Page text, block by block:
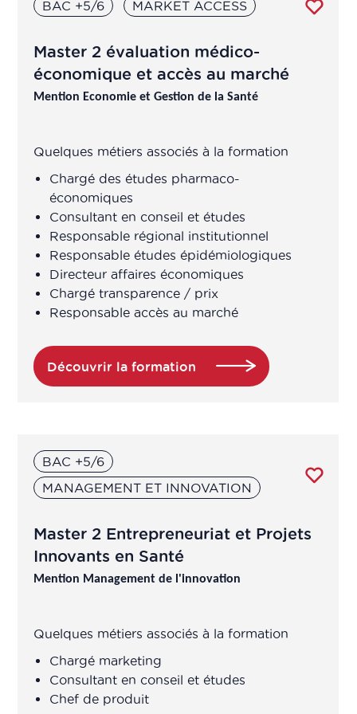
Chargé pharmacovigilance
Chargé recherche
Chargé transparence / prix
Chargé veille législative et
réglementaire
Chargé veille législative et
​Chef de gamme
​Chef de produit
Chef de projet / responsable affaires
santé ou entreprises de santé)
Chef de projet / responsable Health
Economics and Outcomes Research
BAC +5/6 MARKET ACCESS
Master 2 évaluation médico-
économique et accès au marché
Mention Economie et Gestion de la Santé
Quelques métiers associés à la formation
Chargé des études pharmaco-
économiques
Consultant en conseil et études
​Responsable régional institutionnel
​Responsable études épidémiologiques
Directeur affaires économiques
Chargé transparence / prix
Responsable accès au marché
Découvrir la formation
BAC +5/6
MANAGEMENT ET INNOVATION
Master 2 Entrepreneuriat et Projets
Innovants en Santé
Mention Management de l'innovation
Quelques métiers associés à la formation
Chargé marketing
Consultant en conseil et études
​Chef de produit